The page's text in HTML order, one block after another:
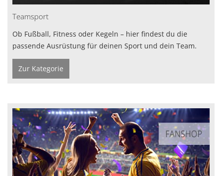
Teamsport
Ob Fußball, Fitness oder Kegeln – hier findest du die
passende Ausrüstung für deinen Sport und dein Team.
Zur Kategorie